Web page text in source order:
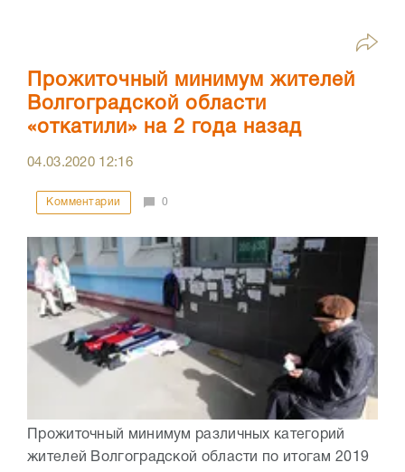
Прожиточный минимум жителей
Волгоградской области
«откатили» на 2 года назад
04.03.2020 12:16
Комментарии 0
Прожиточный минимум различных категорий
жителей Волгоградской области по итогам 2019